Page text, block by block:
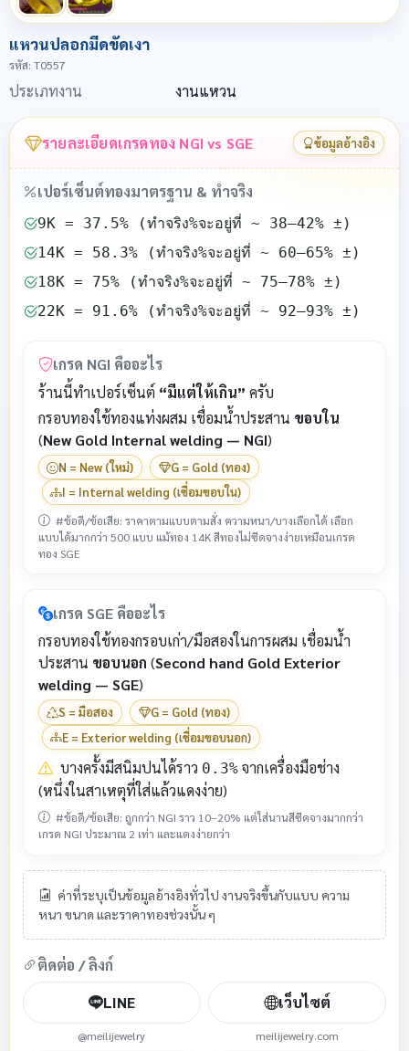
แหวนปลอกมีดขัดเงา
รหัส: T0557
ประเภทงาน งานแหวน
รายละเอียดเกรดทอง NGI vs SGE ข้อมูลอ้างอิง
เปอร์เซ็นต์ทองมาตรฐาน & ทำจริง
9K = 37.5% (ทำจริง%จะอยู่ที่ ~ 38–42% ±)
14K = 58.3% (ทำจริง%จะอยู่ที่ ~ 60–65% ±)
18K = 75% (ทำจริง%จะอยู่ที่ ~ 75–78% ±)
22K = 91.6% (ทำจริง%จะอยู่ที่ ~ 92–93% ±)
เกรด NGI คืออะไร
ร้านนี้ทำเปอร์เซ็นต์ “มีแต่ให้เกิน” ครับ
กรอบทองใช้ทองแท่งผสม เชื่อมน้ำประสาน ขอบใน
(New Gold Internal welding — NGI)
N = New (ใหม่)
G = Gold (ทอง)
I = Internal welding (เชื่อมขอบใน)
#ข้อดี/ข้อเสีย: ราคาตามแบบตามสั่ง ความหนา/บางเลือกได้ เลือก
แบบได้มากกว่า 500 แบบ แม้ทอง 14K สีทองไม่ซีดจางง่ายเหมือนเกรด
ทอง SGE
เกรด SGE คืออะไร
กรอบทองใช้ทองกรอบเก่า/มือสองในการผสม เชื่อมน้ำ
ประสาน ขอบนอก (Second hand Gold Exterior
welding — SGE)
S = มือสอง
G = Gold (ทอง)
E = Exterior welding (เชื่อมขอบนอก)
บางครั้งมีสนิมปนได้ราว 0.3%จากเครื่องมือช่าง
(หนึ่งในสาเหตุที่ใส่แล้วแดงง่าย)
#ข้อดี/ข้อเสีย: ถูกกว่า NGI ราว 10–20% แต่ใส่นานสีซีดจางมากกว่า
เกรด NGI ประมาณ 2 เท่า และแดงง่ายกว่า
ค่าที่ระบุเป็นข้อมูลอ้างอิงทั่วไป งานจริงขึ้นกับแบบ ความ
หนา ขนาด และราคาทองช่วงนั้น ๆ
ติดต่อ / ลิงก์
LINE
@meilijewelry
เว็บไซต์
meilijewelry.com